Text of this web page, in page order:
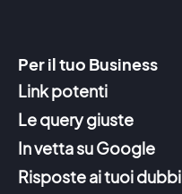
Per il tuo Business
Link potenti
Le query giuste
In vetta su Google
Risposte ai tuoi dubbi